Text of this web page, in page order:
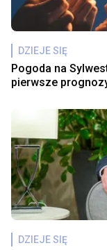
DZIEJE SIĘ
Pogoda na
pierwsze
DZIEJE SIĘ